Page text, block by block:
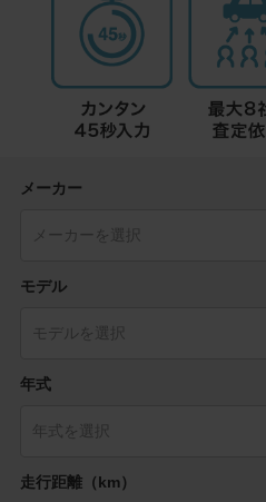
メーカー
モデル
年式
走行距離（km）